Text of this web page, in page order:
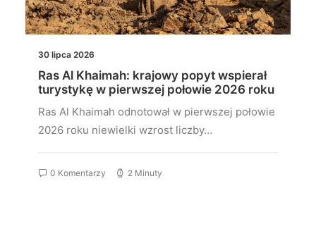
30 lipca 2026
Ras Al Khaimah: krajowy popyt wspierał
turystykę w pierwszej połowie 2026 roku
Ras Al Khaimah odnotował w pierwszej połowie
2026 roku niewielki wzrost liczby…
0 Komentarzy 2 Minuty